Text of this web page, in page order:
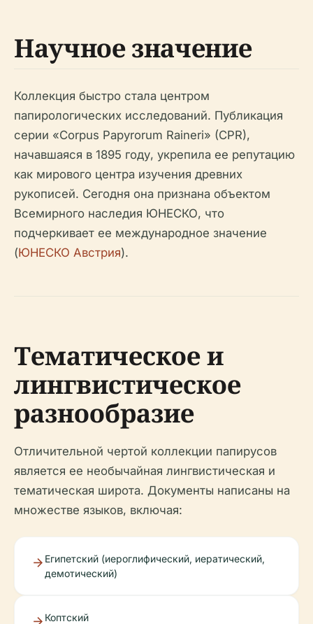
Научное значение
Коллекция быстро стала центром
папирологических исследований. Публикация
серии «Corpus Papyrorum Raineri» (CPR),
начавшаяся в 1895 году, укрепила ее репутацию
как мирового центра изучения древних
рукописей. Сегодня она признана объектом
Всемирного наследия ЮНЕСКО, что
подчеркивает ее международное значение
(ЮНЕСКО Австрия).
Тематическое и
лингвистическое
разнообразие
Отличительной чертой коллекции папирусов
является ее необычайная лингвистическая и
тематическая широта. Документы написаны на
множестве языков, включая:
Египетский (иероглифический, иератический,
демотический)
Коптский